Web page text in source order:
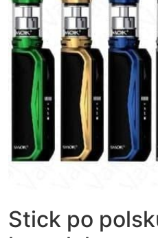
Stick po